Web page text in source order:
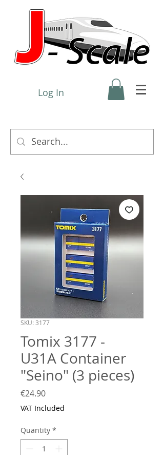
Log In
SKU: 3177
Tomix 3177 -
U31A Container
"Seino" (3 pieces)
€24.90Price
VAT Included
Quantity *